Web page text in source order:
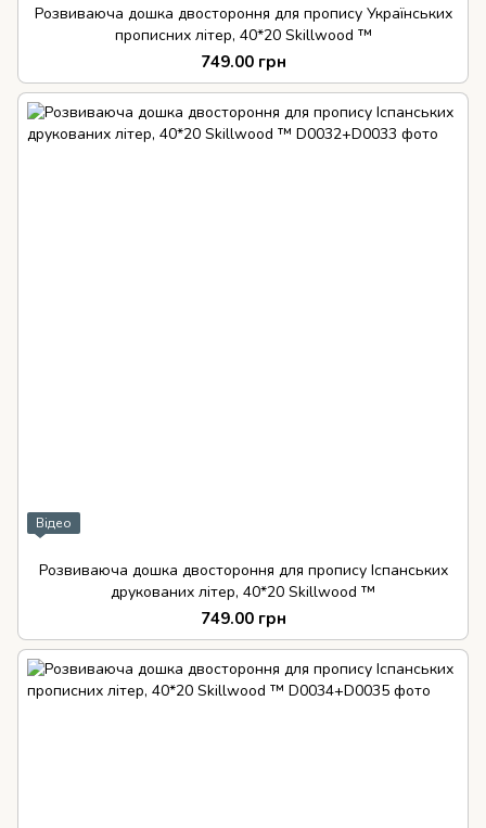
Розвиваюча дошка двостороння для пропису Українських
прописних літер, 40*20 Skillwood ™
749.00 грн
Відео
Розвиваюча дошка двостороння для пропису Іспанських
друкованих літер, 40*20 Skillwood ™
749.00 грн